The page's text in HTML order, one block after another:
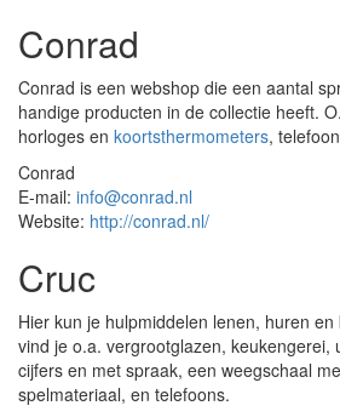
Conrad
Conrad is een webshop die een aantal
handige producten in de collectie heeft.
horloges en koortsthermometers,
Conrad
E-mail: info@conrad.nl
Website: http://conrad.nl/
Cruc
Hier kun je hulpmiddelen lenen, huren
vind je o.a. vergrootglazen, keukengerei,
cijfers en met spraak, een weegschaal
spelmateriaal, en telefoons.